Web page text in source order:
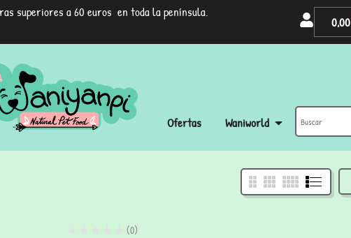
superiores a 60 euros en toda la península.
0,00
Ofertas Waniworld
(0)